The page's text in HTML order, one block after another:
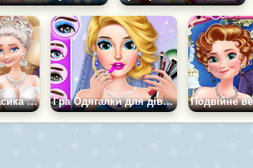
Гра Весілля: Класика Проти Модерну Гра Одягалки для дівчаток у День весілля